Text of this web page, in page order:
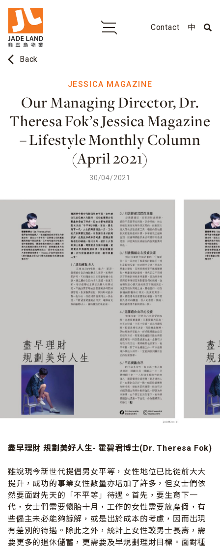
Contact 中
arrow_back_ios Back
JESSICA MAGAZINE
Our Managing Director, Dr.
Theresa Fok’s Jessica Magazine
– Lifestyle Monthly Column
(April 2021)
30/04/2021
盡早理財 規劃美好人生- 霍碧君博士(Dr. Theresa Fok)
雖說現今新世代提倡男女平等，女性地位已比從前大大
提升，成功的事業女性數量亦增加了許多，但女士們依
然要面對先天的「不平等」待遇。首先，要生育下一
代，女士們需要懷胎十月，工作的女性需要放產假，有
些僱主未必能夠諒解，或是出於成本的考慮，因而出現
有差別的待遇。除此之外，統計上女性較男士長壽，需
要更多的退休儲蓄，更需要及早規劃理財目標。面對種